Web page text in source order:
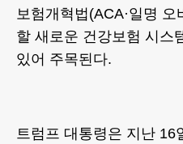
보험개혁법(ACA·일명
할 새로운 건강보험 시스
있어 주목된다.
트럼프 대통령은 지난 16